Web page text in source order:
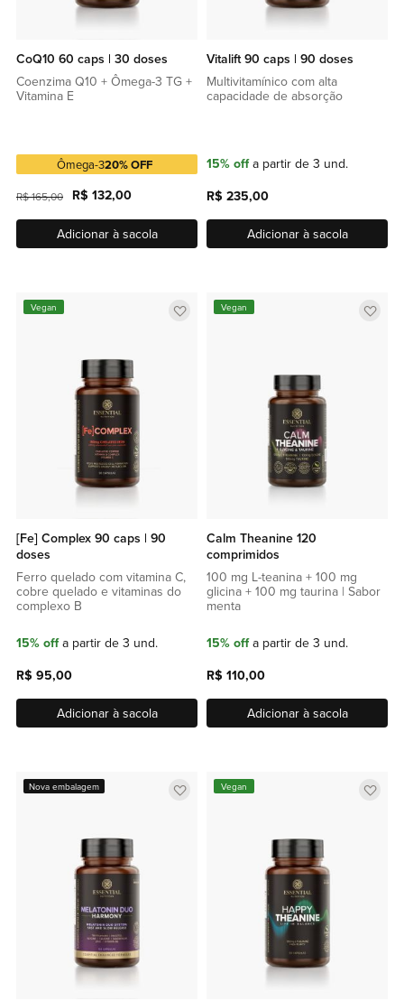
CoQ10 60 caps | 30 doses
Coenzima Q10 + Ômega-3 TG +
Vitamina E
R$ 132,00
R$ 165,00
20% OFF
Ômega-3
Adicionar à sacola
Vitalift 90 caps | 90 doses
Multivitamínico com alta
capacidade de absorção
15% offa partir de 3 und.
R$ 235,00
Adicionar à sacola
Adicionar
Vegan
[Fe] Complex 90 caps | 90
doses
Ferro quelado com vitamina C,
cobre quelado e vitaminas do
complexo B
15% offa partir de 3 und.
R$ 95,00
Adicionar à sacola
Vegan
Calm Theanine 120
comprimidos
100 mg L-teanina + 100 mg
glicina + 100 mg taurina | Sabor
menta
15% offa partir de 3 und.
R$ 110,00
Adicionar à sacola
Adicionar
Nova embalagem Vegan